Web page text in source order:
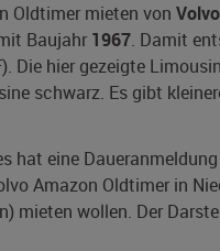
Oldtimer mieten von Volvo
Baujahr 1967. Damit
Die hier gezeigte
schwarz. Es gibt
hat eine
Amazon Oldtimer in
mieten wollen. Der